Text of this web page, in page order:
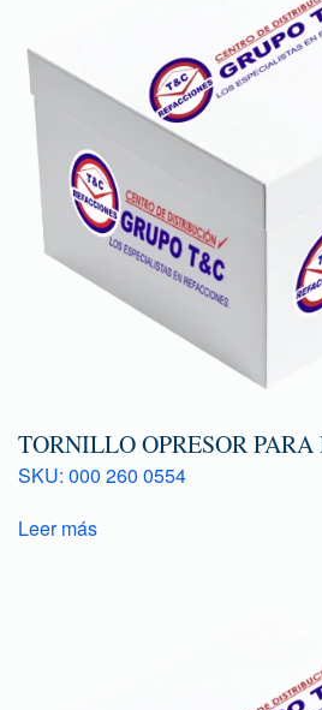
TORNILLO OPRESOR
SKU: 000 260 0554
Leer más